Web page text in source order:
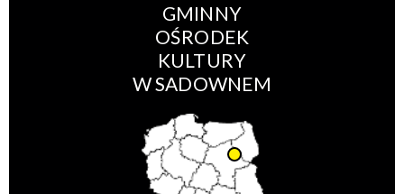
GMINNY
OŚRODEK
KULTURY
W SADOWNEM